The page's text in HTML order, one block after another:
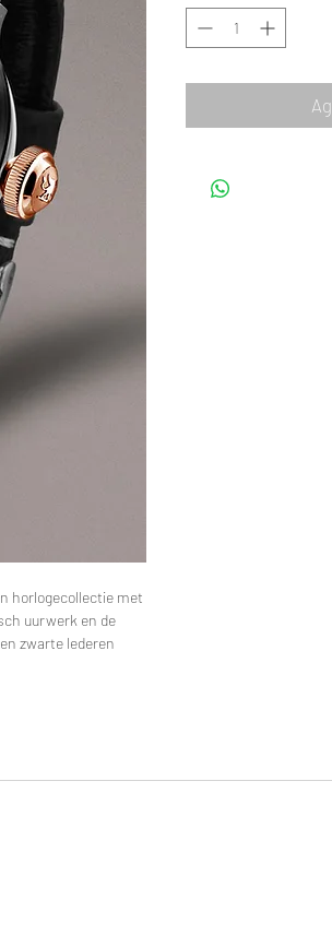
horlogecollectie met
uurwerk en de
zwarte lederen